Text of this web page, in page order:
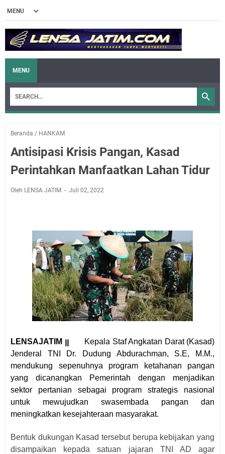
MENU
Beranda / HANKAM
Antisipasi Krisis Pangan, Kasad
Perintahkan Manfaatkan Lahan Tidur
Oleh LENSA JATIM Juli 02, 2022
LENSAJATIM ꞁꞁ
Kepala Staf Angkatan Darat (Kasad)
Jenderal TNI Dr. Dudung Abdurachman, S.E, M.M.,
mendukung sepenuhnya program ketahanan pangan
yang dicanangkan Pemerintah dengan menjadikan
sektor pertanian sebagai program strategis nasional
untuk mewujudkan swasembada pangan dan
meningkatkan kesejahteraan masyarakat.
Bentuk dukungan Kasad tersebut berupa kebijakan yang
disampaikan kepada satuan jajaran TNI AD agar